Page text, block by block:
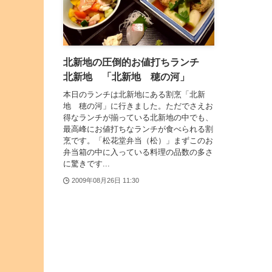
北新地の圧倒的お値打ちランチ
北新地 「北新地 穂の河」
本日のランチは北新地にある割烹「北新
地 穂の河」に行きました。ただでさえお
得なランチが揃っている北新地の中でも、
最高峰にお値打ちなランチが食べられる割
烹です。「松花堂弁当（松）」まずこのお
弁当箱の中に入っている料理の品数の多さ
に驚きです...
2009年08月26日 11:30